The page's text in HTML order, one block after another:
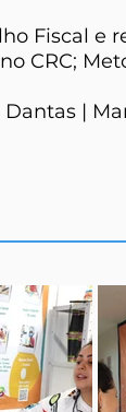
Fiscal e
CRC;
Dantas |